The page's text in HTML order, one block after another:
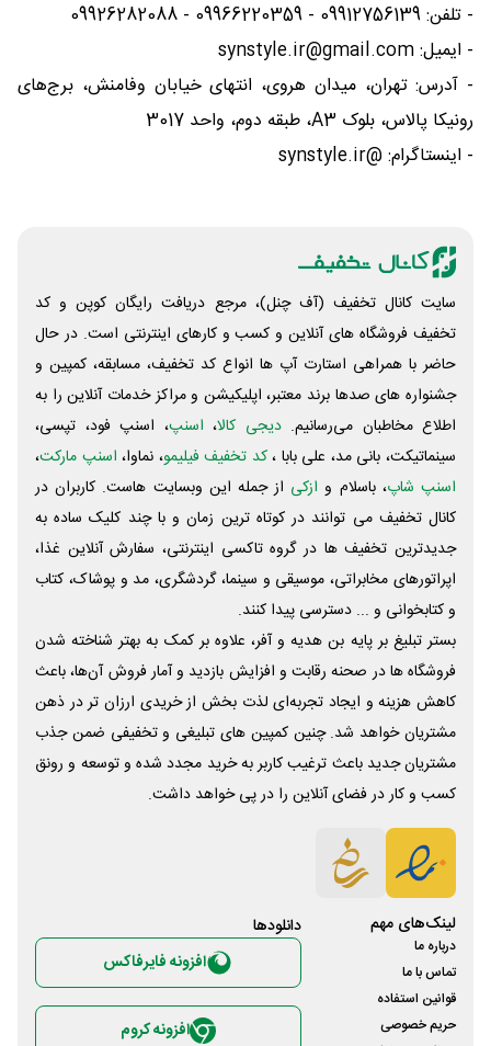
- تلفن: 09912756139 - 09966220359 - 09926282088
- ایمیل: synstyle.ir@gmail.com
- آدرس: تهران، میدان هروی، انتهای خیابان وفامنش، برج‌های
رونیکا پالاس، بلوک A3، طبقه دوم، واحد 3017
- اینستاگرام: @synstyle.ir
سایت کانال تخفیف (آف چنل)، مرجع دریافت رایگان کوپن و کد
تخفیف فروشگاه های آنلاین و کسب و‌ کارهای اینترنتی است. در حال
حاضر با همراهی استارت آپ ها انواع کد تخفیف، مسابقه، کمپین و
جشنواره های صدها برند معتبر، اپلیکیشن و مراکز خدمات آنلاین را به
اطلاع مخاطبان می‌رسانیم. دیجی کالا، اسنپ، اسنپ فود، تپسی،
سینماتیکت، بانی مد، علی‌ بابا ،کد تخفیف فیلیمو، نماوا، اسنپ مارکت،
اسنپ شاپ، باسلام و ازکی از جمله این وبسایت ‌هاست. کاربران در
کانال تخفیف می توانند در کوتاه ترین زمان و با چند کلیک ساده به
جدیدترین تخفیف ها در گروه تاکسی اینترنتی، سفارش آنلاین غذا،
اپراتورهای مخابراتی، موسیقی و سینما، گردشگری، مد و پوشاک، کتاب
و کتابخوانی و ... دسترسی پیدا کنند.
بستر تبلیغ بر پایه بن هدیه و آفر، علاوه بر کمک به بهتر شناخته شدن
فروشگاه ها در صحنه رقابت و افزایش بازدید و آمار فروش آن‌ها، باعث
کاهش هزینه و ایجاد تجربه‌ای لذت بخش از خریدی ارزان تر در ذهن
مشتریان خواهد شد. چنین کمپین های تبلیغی و تخفیفی ضمن جذب
مشتریان جدید باعث ترغیب کاربر به خرید مجدد شده و توسعه و رونق
کسب و کار در فضای آنلاین را در پی خواهد داشت.
لینک‌های مهم
درباره ما
تماس با ما
قوانین استفاده
حریم خصوصی
دانلود‌ها
افزونه فایرفاکس
افزونه کروم